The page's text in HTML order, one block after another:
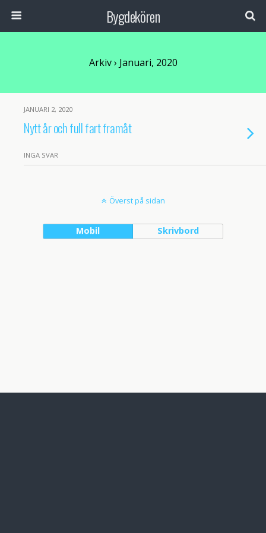
Bygdekören
Arkiv › Januari, 2020
JANUARI 2, 2020
Nytt år och full fart framåt
INGA SVAR
Överst på sidan
Mobil Skrivbord